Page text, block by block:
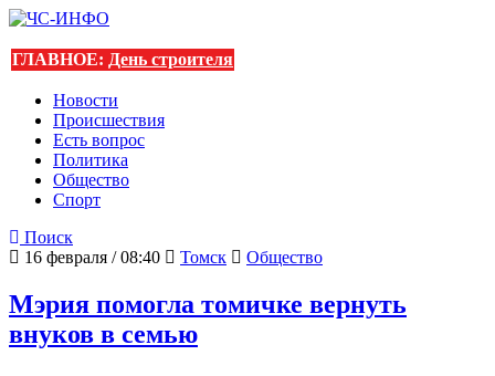
ГЛАВНОЕ: День строителя
Новости
Происшествия
Есть вопрос
Политика
Общество
Спорт
Поиск
16 февраля / 08:40
Томск Общество
Мэрия помогла томичке вернуть
внуков в семью